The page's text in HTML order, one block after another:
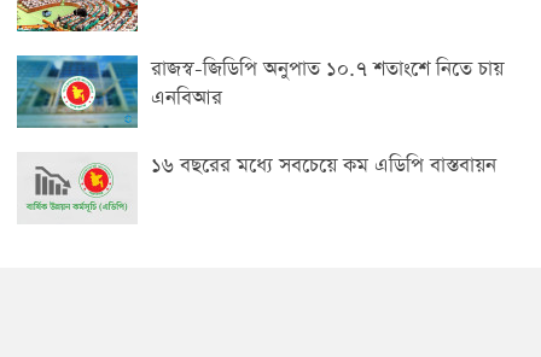
রাজস্ব-জিডিপি অনুপাত ১০.৭ শতাংশে নিতে চায়
এনবিআর
১৬ বছরের মধ্যে সবচেয়ে কম এডিপি বাস্তবায়ন